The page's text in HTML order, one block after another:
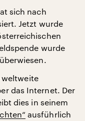
sich nach
Jetzt wurde
wurde
weltweite
das Internet. Der
dies in seinem
ausführlich